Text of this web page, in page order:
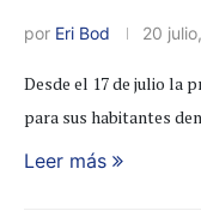
por Eri Bod 20
Desde el 17 de julio la
para sus habitantes
Leer más